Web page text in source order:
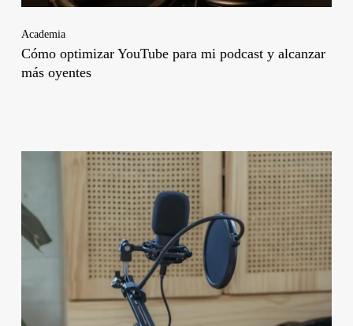
Academia
Cómo optimizar YouTube para mi podcast y alcanzar
más oyentes